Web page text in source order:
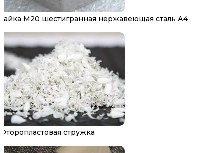
Гайка М20 шестигранная нержавеющая сталь А4
Фторопластовая стружка